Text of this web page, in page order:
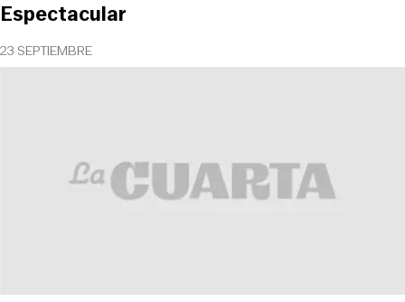
23 SEPTIEMBRE
Espectacular